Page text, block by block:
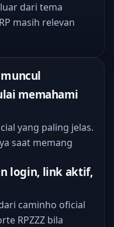
dari tema
masih relevan
memahami
yang paling jelas.
saat memang
login, link aktif,
caminho oficial
RPZZZ bila